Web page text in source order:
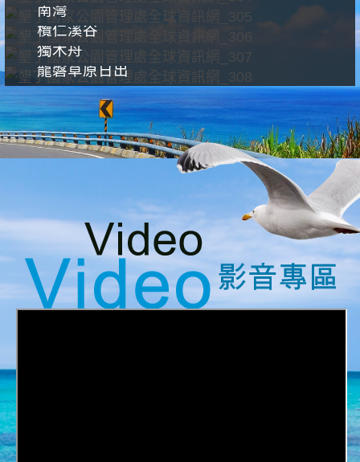
南灣
欖仁溪谷
獨木舟
龍磐草原日出